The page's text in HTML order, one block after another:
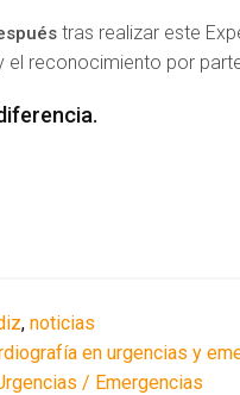
tras realizar este
el reconocimiento por
, noticias
en urgencias y
/ Emergencias